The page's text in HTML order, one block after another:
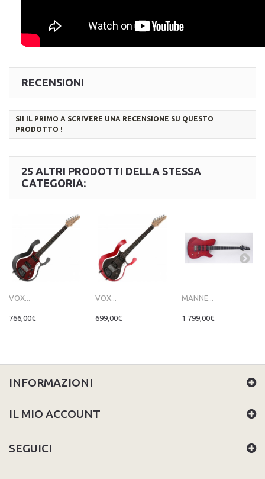
RECENSIONI
SII IL PRIMO A SCRIVERE UNA RECENSIONE SU QUESTO
PRODOTTO !
25 ALTRI PRODOTTI DELLA STESSA
CATEGORIA:
VOX...
766,00€
VOX...
699,00€
MANNE...
1 799,00€
INFORMAZIONI
IL MIO ACCOUNT
SEGUICI